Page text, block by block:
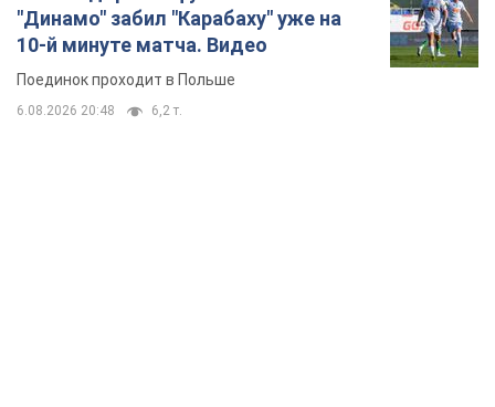
"Динамо" забил "Карабаху" уже на
10-й минуте матча. Видео
Поединок проходит в Польше
6.08.2026 20:48 6,2 т.